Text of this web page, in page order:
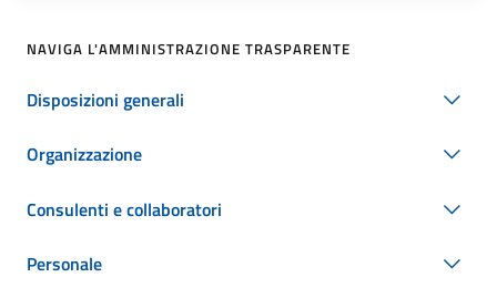
NAVIGA L'AMMINISTRAZIONE TRASPARENTE
Disposizioni generali
Organizzazione
Consulenti e collaboratori
Personale